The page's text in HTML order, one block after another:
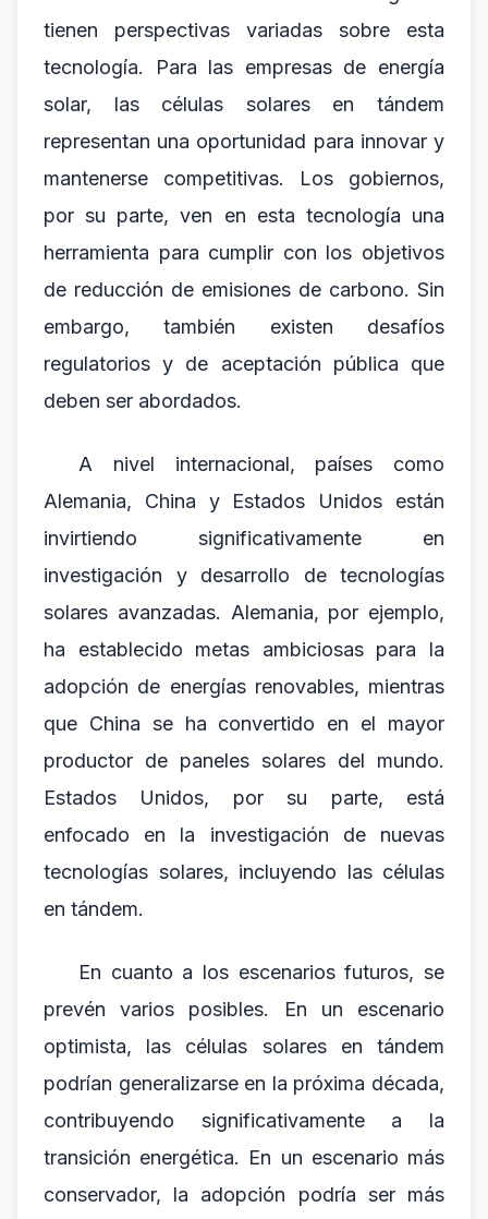
tienen perspectivas variadas sobre esta
tecnología. Para las empresas de energía
solar, las células solares en tándem
representan una oportunidad para innovar y
mantenerse competitivas. Los gobiernos,
por su parte, ven en esta tecnología una
herramienta para cumplir con los objetivos
de reducción de emisiones de carbono. Sin
embargo, también existen desafíos
regulatorios y de aceptación pública que
deben ser abordados.
A nivel internacional, países como
Alemania, China y Estados Unidos están
invirtiendo significativamente en
investigación y desarrollo de tecnologías
solares avanzadas. Alemania, por ejemplo,
ha establecido metas ambiciosas para la
adopción de energías renovables, mientras
que China se ha convertido en el mayor
productor de paneles solares del mundo.
Estados Unidos, por su parte, está
enfocado en la investigación de nuevas
tecnologías solares, incluyendo las células
en tándem.
En cuanto a los escenarios futuros, se
prevén varios posibles. En un escenario
optimista, las células solares en tándem
podrían generalizarse en la próxima década,
contribuyendo significativamente a la
transición energética. En un escenario más
conservador, la adopción podría ser más